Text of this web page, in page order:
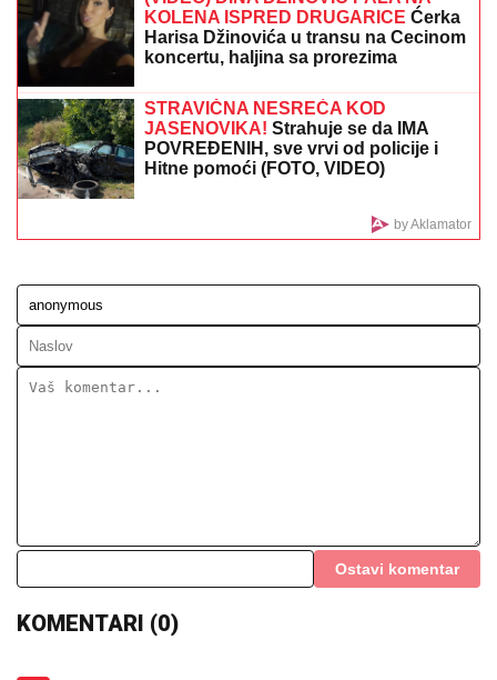
TEŠKO JE POVREĐENA!Najnoviji detalji ubadanja
tinejdžerke (18) u samom centru Beograda: Oglasili
se iz Hitne pomoći
(FOTO) SVI GLEDAJU U SARU JO!
Pevačica i Aleksej Bjelogrlić ne
Kuća u Kumodražu, vikendica, čamac i četiri
skupocena automobila: Evo šta je sve posedovao